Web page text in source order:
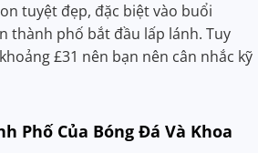
tuyệt đẹp, đặc biệt vào buổi
thành phố bắt đầu lấp lánh. Tuy
£31 nên bạn nên cân nhắc kỹ
Phố Của Bóng Đá Và Khoa